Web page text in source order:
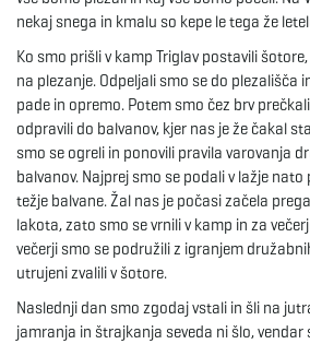
nekaj snega in kmalu so kepe le tega že
Ko smo prišli v kamp Triglav postavili
na plezanje. Odpeljali smo se do plezališča
pade in opremo. Potem smo čez brv
odpravili do balvanov, kjer nas je že čakal
smo se ogreli in ponovili pravila varovanja
balvanov. Najprej smo se podali v lažje
težje balvane. Žal nas je počasi začela
lakota, zato smo se vrnili v kamp in za
večerji smo se podružili z igranjem
utrujeni zvalili v šotore.
Naslednji dan smo zgodaj vstali in šli na
jamranja in štrajkanja seveda ni šlo, vendar